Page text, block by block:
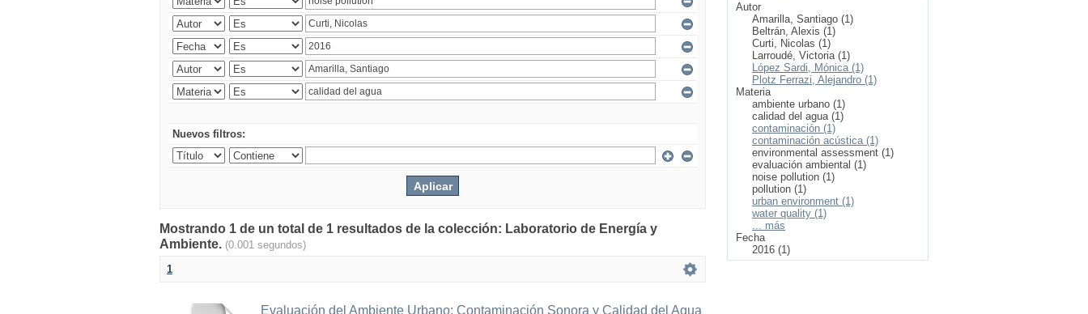
Nuevos filtros:
Mostrando 1 de un total de 1 resultados de la colección: Laboratorio de Energía y
Ambiente. (0.001 segundos)
1
Evaluación del Ambiente Urbano: Contaminación Sonora y Calidad del Agua
Autor
Amarilla, Santiago (1)
Beltrán, Alexis (1)
Curti, Nicolas (1)
Larroudé, Victoria (1)
López Sardi, Mónica (1)
Plotz Ferrazi, Alejandro (1)
Materia
ambiente urbano (1)
calidad del agua (1)
contaminación (1)
contaminación acústica (1)
environmental assessment (1)
evaluación ambiental (1)
noise pollution (1)
pollution (1)
urban environment (1)
water quality (1)
... más
Fecha
2016 (1)